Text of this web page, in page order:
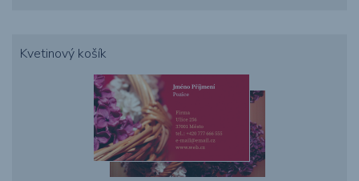
Kvetinový košík